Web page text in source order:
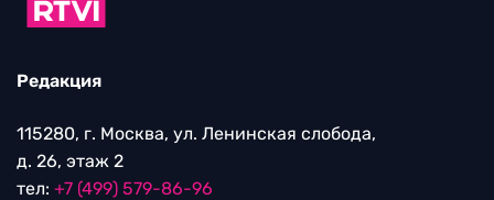
Редакция
115280, г. Москва, ул. Ленинская слобода,
д. 26, этаж 2
тел: +7 (499) 579-86-96